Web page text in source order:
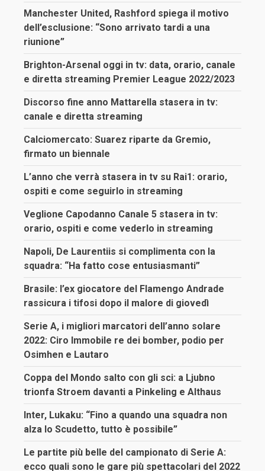
Manchester United, Rashford spiega il motivo
dell’esclusione: “Sono arrivato tardi a una
riunione”
Brighton-Arsenal oggi in tv: data, orario, canale
e diretta streaming Premier League 2022/2023
Discorso fine anno Mattarella stasera in tv:
canale e diretta streaming
Calciomercato: Suarez riparte da Gremio,
firmato un biennale
L’anno che verrà stasera in tv su Rai1: orario,
ospiti e come seguirlo in streaming
Veglione Capodanno Canale 5 stasera in tv:
orario, ospiti e come vederlo in streaming
Napoli, De Laurentiis si complimenta con la
squadra: “Ha fatto cose entusiasmanti”
Brasile: l’ex giocatore del Flamengo Andrade
rassicura i tifosi dopo il malore di giovedì
Serie A, i migliori marcatori dell’anno solare
2022: Ciro Immobile re dei bomber, podio per
Osimhen e Lautaro
Coppa del Mondo salto con gli sci: a Ljubno
trionfa Stroem davanti a Pinkeling e Althaus
Inter, Lukaku: “Fino a quando una squadra non
alza lo Scudetto, tutto è possibile”
Le partite più belle del campionato di Serie A:
ecco quali sono le gare più spettacolari del 2022